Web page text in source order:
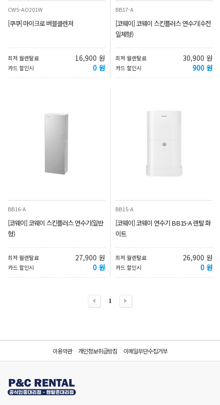
CWS-AO201W
[쿠쿠] 마이크로 버블클렌져
최저 월렌탈료 16,900 원
카드 할인시 0 원
BB17-A
[코웨이] 코웨이 스킨플러스 연수기(수전
일체형)
최저 월렌탈료 30,900 원
카드 할인시 900 원
BB16-A
[코웨이] 코웨이 스킨플러스 연수기(일반
형)
최저 월렌탈료 27,900 원
카드 할인시 0 원
BB15-A
[코웨이] 코웨이 연수기 BB15-A 렌탈 화
이트
최저 월렌탈료 26,900 원
카드 할인시 0 원
1
이용약관 개인정보취급방침 이메일무단수집거부